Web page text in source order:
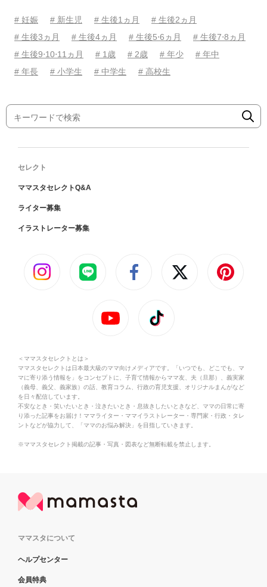
# 妊娠 # 新生児 # 生後1ヵ月
# 生後2ヵ月
# 生後3ヵ月
# 生後4ヵ月 # 生後5⋅6ヵ月
# 生後7⋅8ヵ月
# 生後9⋅10⋅11ヵ月
# 1歳 # 2歳 # 年少
# 年中
# 年長
# 小学生 # 中学生 # 高校生
セレクト
ママスタセレクトQ&A
ライター募集
イラストレーター募集
＜ママスタセレクトとは＞
ママスタセレクトは日本最大級のママ向けメディアです。「いつでも、どこでも、マ
マに寄り添う情報を」をコンセプトに、子育て情報からママ友、夫（旦那）、義実家
（義母、義父、義家族）の話、教育コラム、行政の育児支援、オリジナルまんがなど
を日々配信しています。
不安なとき・笑いたいとき・泣きたいとき・息抜きしたいときなど、ママの日常に寄
り添った記事をお届け！ママライター・ママイラストレーター・専門家・行政・タレ
ントなどが協力して、「ママのお悩み解決」を目指していきます。
※ママスタセレクト掲載の記事・写真・図表など無断転載を禁止します。
ママスタについて
ヘルプセンター
会員特典